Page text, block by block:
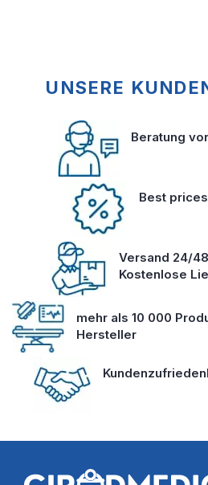
UNSERE
Beratung
Best
Versand 24/
Kostenlose
mehr als 10 000
Hersteller